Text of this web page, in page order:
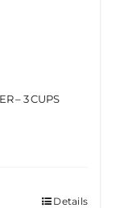
– 3 CUPS
Details